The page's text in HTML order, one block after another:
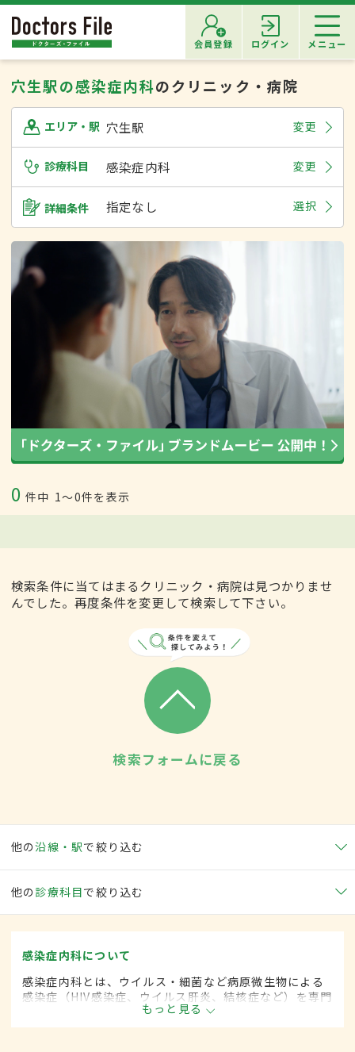
会員登録 ログイン メニュー
穴生駅の感染症内科のクリニック・病院
エリア・駅 穴生駅 変更
診療科目 感染症内科 変更
詳細条件 指定なし 選択
0 件中 1〜0件を表示
検索条件に当てはまるクリニック・病院は見つかりませ
んでした。再度条件を変更して検索して下さい。
検索フォームに戻る
他の沿線・駅で絞り込む
他の 診療科目で絞り込む
感染症内科について
感染症内科とは、ウイルス・細菌など病原微生物による
感染症（HIV感染症、ウイルス肝炎、結核症など）を専門
的に取り扱う内科の一領域です。
もっと見る